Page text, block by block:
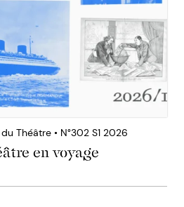
Théâtre • N°302 S1 2026
en voyage